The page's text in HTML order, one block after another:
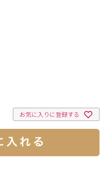
お気に入りに登録する